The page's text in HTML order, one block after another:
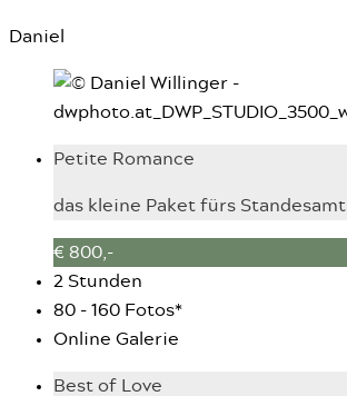
Daniel
Petite Romance
das kleine Paket fürs Standesamt
€ 800,-
2 Stunden
80 - 160 Fotos*
Online Galerie
Best of Love